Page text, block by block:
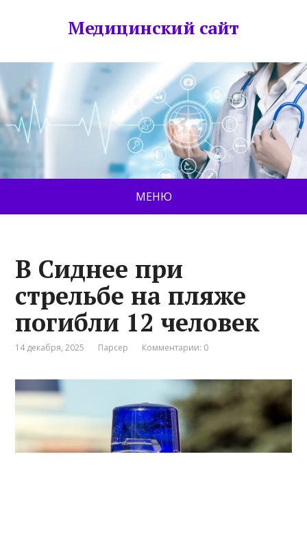
Медицинский сайт
МЕНЮ
В Сиднее при
стрельбе на пляже
погибли 12 человек
14 декабря, 2025 Парсер Комментарии: 0